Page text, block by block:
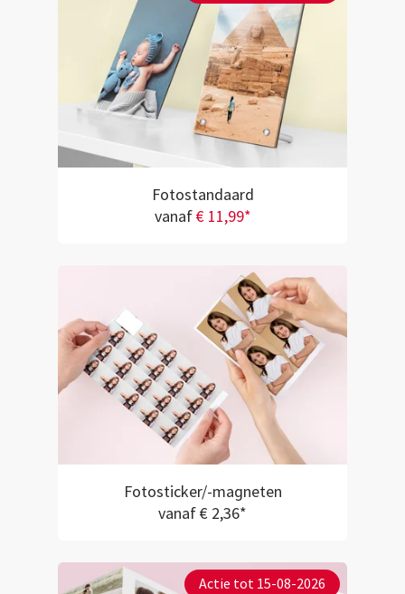
Fotostandaard
vanaf€ 11,99*
Fotosticker/-magneten
vanaf € 2,36*
Actie tot 15-08-2026